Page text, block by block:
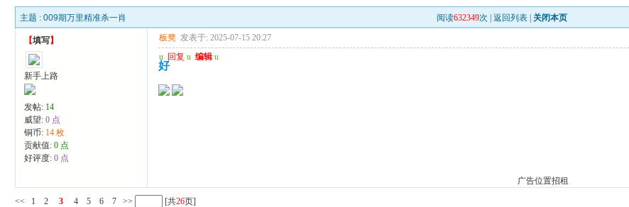
主题 :009期万里精准杀一肖 阅读632349次 |返回列表 关闭本页
【填写】
新手上路
发帖: 14
威望:0 点
铜币: 14 枚
贡献值:0 点
好评度:0 点
板凳 发表于: 2025-07-15 20:27
u 回复 u 编辑 u
好
广告位置招租
<< 1 2 3 4 5 6 7 >> [共26页]